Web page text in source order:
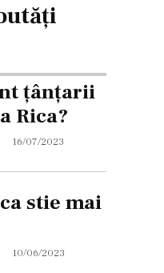
țânțarii
Rica?
16/07/2023
stie mai
10/06/2023